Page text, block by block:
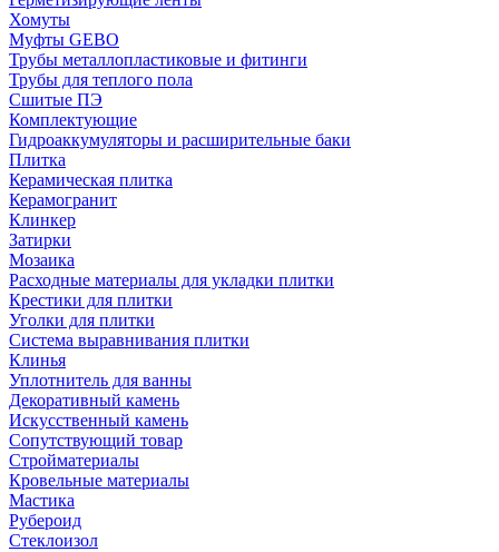
Хомуты
Муфты GEBO
Трубы металлопластиковые и фитинги
Трубы для теплого пола
Сшитые ПЭ
Комплектующие
Гидроаккумуляторы и расширительные баки
Плитка
Керамическая плитка
Керамогранит
Клинкер
Затирки
Мозаика
Расходные материалы для укладки плитки
Крестики для плитки
Уголки для плитки
Система выравнивания плитки
Клинья
Уплотнитель для ванны
Декоративный камень
Искусственный камень
Сопутствующий товар
Стройматериалы
Кровельные материалы
Мастика
Рубероид
Стеклоизол